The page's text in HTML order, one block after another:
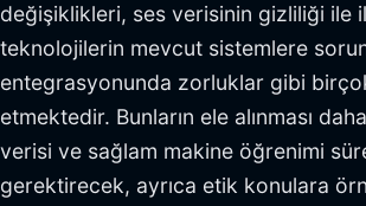
değişiklikleri, ses verisinin gizliliği ile
teknolojilerin mevcut sistemlere
entegrasyonunda zorluklar gibi
etmektedir. Bunların ele alınması
verisi ve sağlam makine öğrenimi
gerektirecek, ayrıca etik konulara